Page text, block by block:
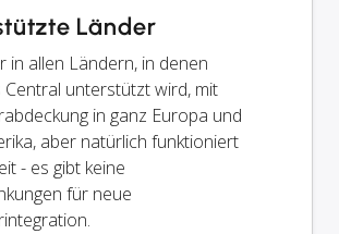
Länder
in allen Ländern, in denen
Central unterstützt wird, mit
in ganz Europa und
aber natürlich funktioniert
- es gibt keine
für neue